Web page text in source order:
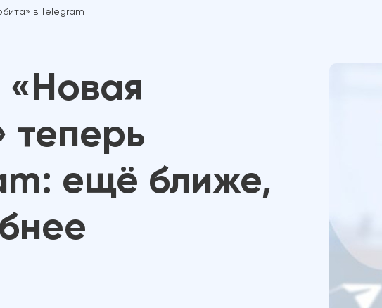
в Telegram
теперь
ещё ближе,